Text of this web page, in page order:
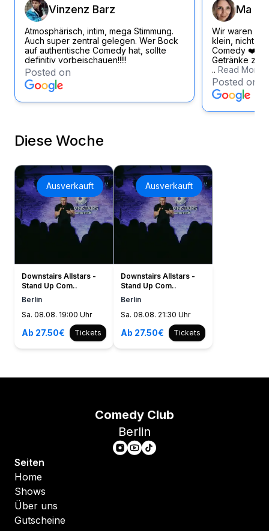
Vinzenz Barz
Atmosphärisch, intim, mega Stimmung.
Auch super zentral gelegen. Wer Bock
auf authentische Comedy hat, sollte
definitiv vorbeischauen!!!!!
Posted on
Ma Si
Wir waren
klein, nicht zu
Comedy ❤️
Getränke
.. Read More
Posted on
Diese Woche
Ausverkauft
Downstairs Allstars -
Stand Up Com..
Berlin
Sa. 08.08. 19:00 Uhr
Ab 27.50€ Tickets
Ausverkauft
Downstairs Allstars -
Stand Up Com..
Berlin
Sa. 08.08. 21:30 Uhr
Ab 27.50€ Tickets
Comedy Club
Berlin
Seiten
Home
Shows
Über uns
Gutscheine